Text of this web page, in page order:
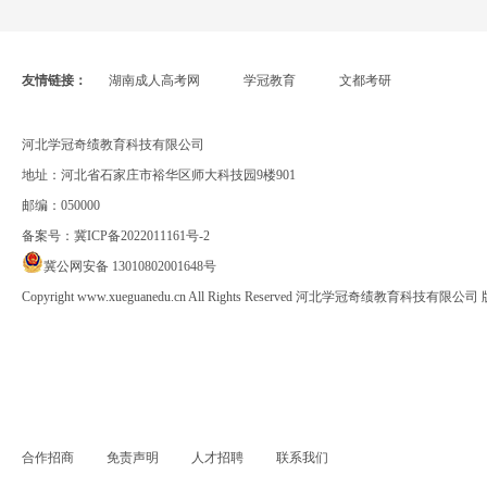
友情链接： 湖南成人高考网 学冠教育 文都考研
河北学冠奇绩教育科技有限公司
地址：河北省石家庄市裕华区师大科技园9楼901
邮编：050000
备案号： 冀ICP备2022011161号-2
冀公网安备 13010802001648号
Copyright www.xueguanedu.cn All Rights Reserved 河北学冠奇绩教育科技有限公司
合作招商 免责声明 人才招聘 联系我们